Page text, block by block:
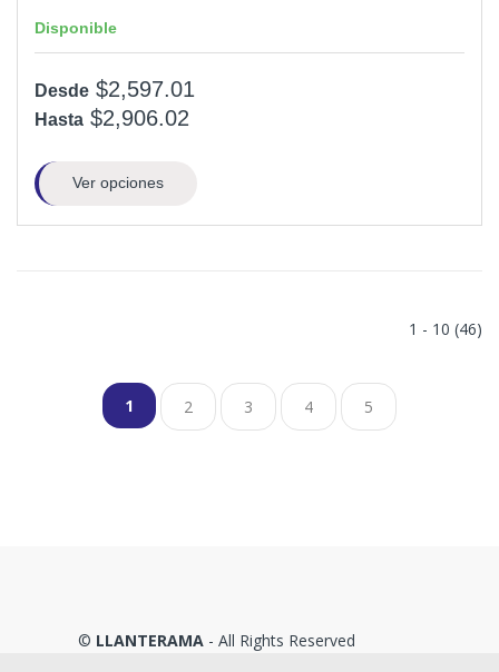
Disponible
Desde $2,597.01
Hasta $2,906.02
Ver opciones
1 - 10 (46)
1 2 3 4 5
© LLANTERAMA - All Rights Reserved